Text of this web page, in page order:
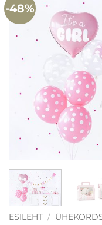
-48%
ESILEHT /